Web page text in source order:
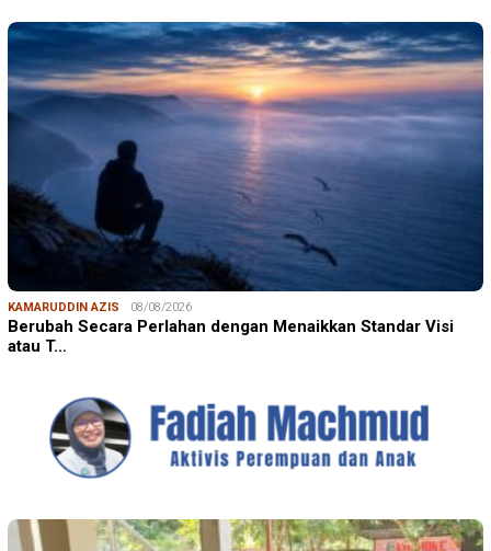
KAMARUDDIN AZIS 08/08/2026
Berubah Secara Perlahan dengan Menaikkan Standar Visi
atau T…